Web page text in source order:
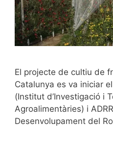
El projecte de cultiu de
Catalunya es va iniciar
(Institut d’Investigació i
Agroalimentàries) i
Desenvolupament del